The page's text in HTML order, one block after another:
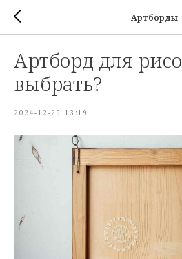
Артборды
Артборд для
выбрать?
2024-12-29 13:19